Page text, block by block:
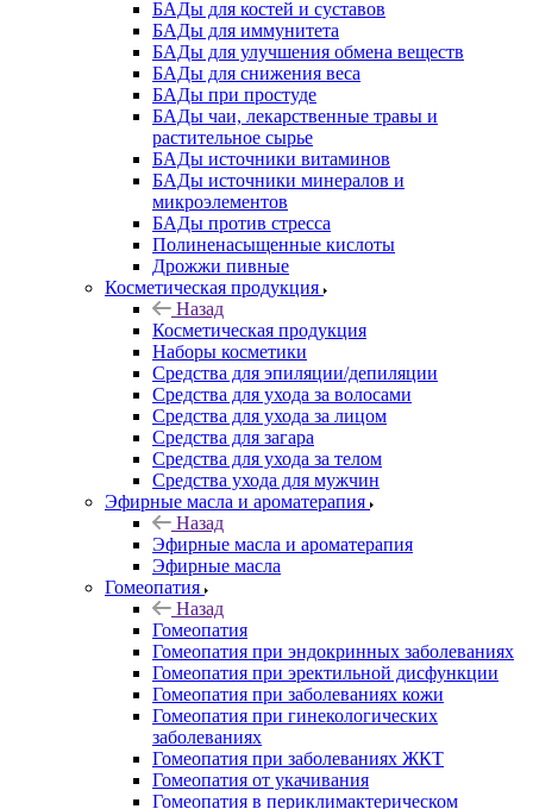
БАДы для костей и суставов
БАДы для иммунитета
БАДы для улучшения обмена веществ
БАДы для снижения веса
БАДы при простуде
БАДы чаи, лекарственные травы и
растительное сырье
БАДы источники витаминов
БАДы источники минералов и
микроэлементов
БАДы против стресса
Полиненасыщенные кислоты
Дрожжи пивные
Косметическая продукция
Назад
Косметическая продукция
Наборы косметики
Средства для эпиляции/депиляции
Средства для ухода за волосами
Средства для ухода за лицом
Средства для загара
Средства для ухода за телом
Средства ухода для мужчин
Эфирные масла и ароматерапия
Назад
Эфирные масла и ароматерапия
Эфирные масла
Гомеопатия
Назад
Гомеопатия
Гомеопатия при эндокринных заболеваниях
Гомеопатия при эректильной дисфункции
Гомеопатия при заболеваниях кожи
Гомеопатия при гинекологических
заболеваниях
Гомеопатия при заболеваниях ЖКТ
Гомеопатия от укачивания
Гомеопатия в периклимактерическом